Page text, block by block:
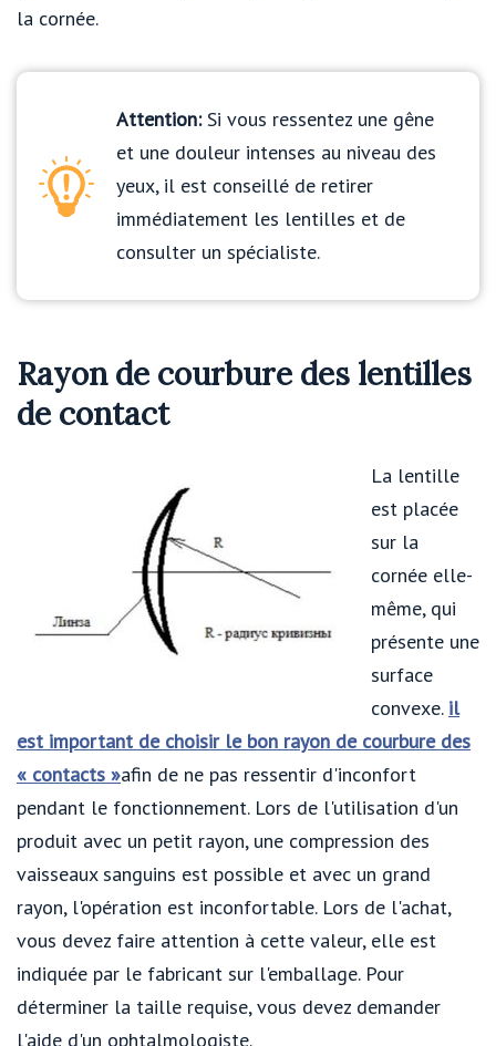
la cornée.
Attention:Si vous ressentez une gêne
et une douleur intenses au niveau des
yeux, il est conseillé de retirer
immédiatement les lentilles et de
consulter un spécialiste.
Rayon de courbure des lentilles
de contact
La lentille
est placée
sur la
cornée elle-
même, qui
présente une
surface
convexe. il
est important de choisir le bon rayon de courbure des
« contacts »afin de ne pas ressentir d'inconfort
pendant le fonctionnement. Lors de l'utilisation d'un
produit avec un petit rayon, une compression des
vaisseaux sanguins est possible et avec un grand
rayon, l'opération est inconfortable. Lors de l'achat,
vous devez faire attention à cette valeur, elle est
indiquée par le fabricant sur l'emballage. Pour
déterminer la taille requise, vous devez demander
l'aide d'un ophtalmologiste.